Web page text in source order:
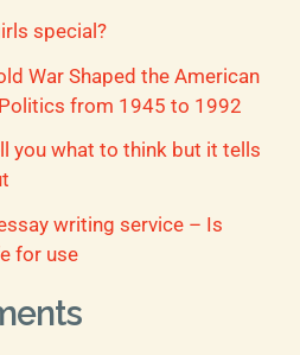
special?
War Shaped the American
from 1945 to 1992
you what to think but it tells
writing service – Is
for use